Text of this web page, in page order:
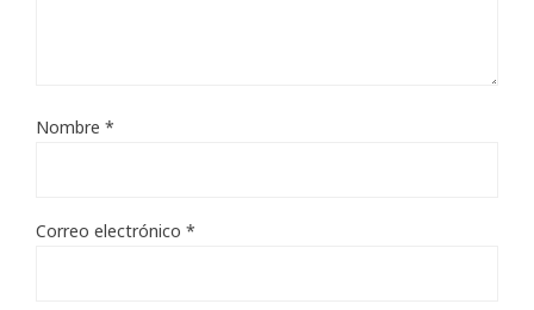
Nombre *
Correo electrónico *